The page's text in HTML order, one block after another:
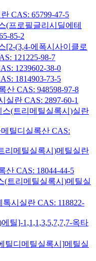
CAS: 65799-47-5
(프로필글리시딜에테
85-2
[2-(3,4-에폭시사이클로
121225-98-7
1239602-38-0
1814903-73-5
산 CAS: 948598-97-8
란 CAS: 2897-60-1
스(트리메틸실록시)실란
틸디실록산 CAS:
리메틸실록시)메틸실란
산 CAS: 18044-44-5
(트리메틸실록시)메틸실
시실란 CAS: 118822-
틸]-1,1,1,3,5,7,7,7-옥타
틸디메틸실록시]메틸실